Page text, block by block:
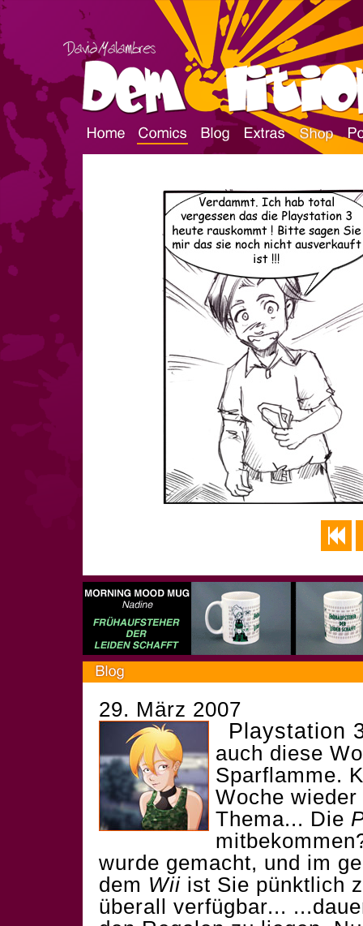
29. März 2007
Playstation
auch diese
Sparflamme.
Woche
Thema... Die
wurde gemacht, und im
dem Wii ist Sie pünktlich
überall verfügbar...